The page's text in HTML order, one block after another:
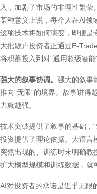
入，加剧了市场的非理性繁
某种意义上说，每个人在AI领
这项技术将如何演变，即便是
大批散户投资者正通过E-
将积蓄投入到对"通用超级智能
强大的叙事协调。 强大的叙事
推向"无限"的境界。故事讲得
力就越强。
技术突破提供了叙事的基础，
投资提供了理论依据。大语
突然出现的、训练时未明确
扩大模型规模和训练数据，就
AI对投资者的承诺是近乎无限